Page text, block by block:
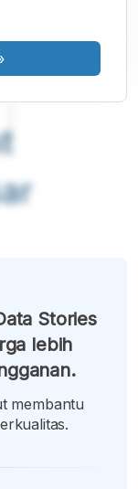
Stories
lebih
membantu